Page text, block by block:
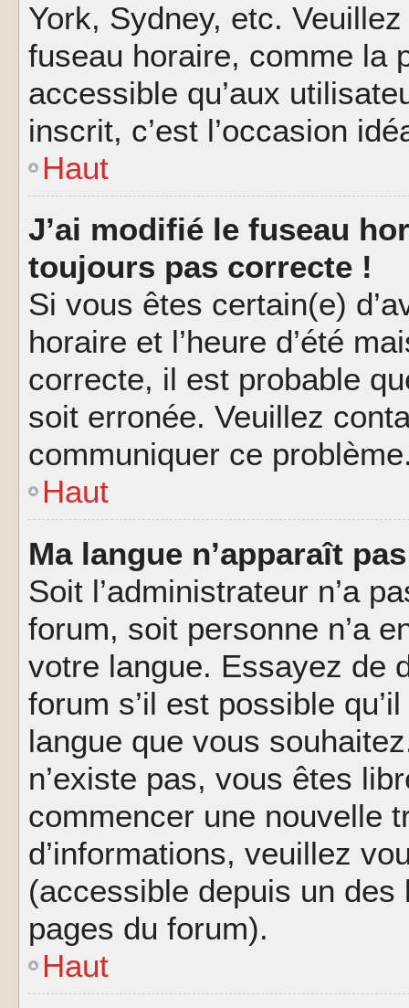
York, Sydney, etc.
fuseau horaire, comme la
accessible qu’aux
inscrit, c’est l’occasion
Haut
J’ai modifié le fuseau
toujours pas correcte !
Si vous êtes certain(e)
horaire et l’heure d’été
correcte, il est probable
soit erronée. Veuillez
communiquer ce
Haut
Ma langue n’apparaît
Soit l’administrateur n’a
forum, soit personne n’a
votre langue. Essayez de
forum s’il est possible
langue que vous
n’existe pas, vous êtes
commencer une nouvelle
d’informations, veuillez
(accessible depuis un
pages du forum).
Haut